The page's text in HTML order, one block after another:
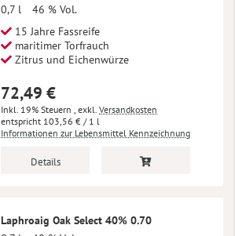
0,7 l
46 % Vol.
15 Jahre Fassreife
maritimer Torfrauch
Zitrus und Eichenwürze
72,49 €
Inkl. 19% Steuern , exkl. Versandkosten
103,56 € / 1 l
Informationen zur Lebensmittel Kennzeichnung
Details
Laphroaig Oak Select 40% 0.70